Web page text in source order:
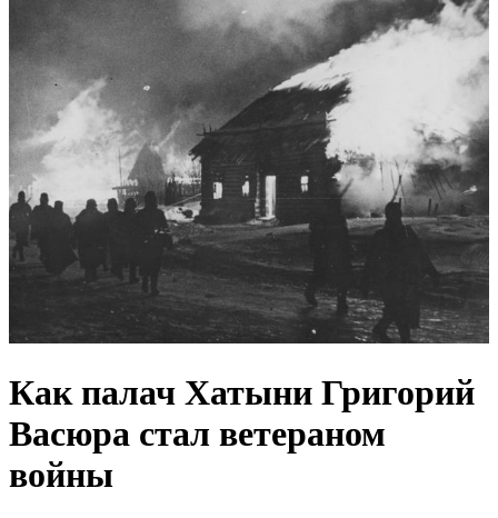
Как палач Хатыни Григорий
Васюра стал ветераном
войны